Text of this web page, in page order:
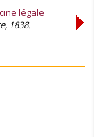
légale
1838.